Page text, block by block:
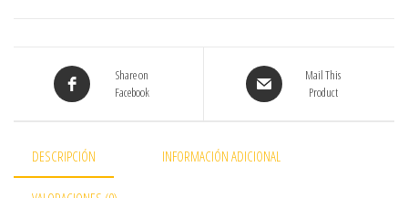
Share on
Facebook
Mail This
Product
DESCRIPCIÓN INFORMACIÓN ADICIONAL